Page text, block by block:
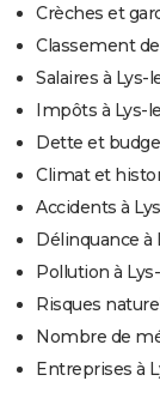
Crèches et
Classement
Salaires à Lys-
Impôts à Lys-
Dette et
Climat et
Accidents à
Délinquance à
Pollution à
Risques
Nombre de
Entreprises à